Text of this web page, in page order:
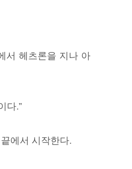
서 헤츠론을 지나 아
다.”
에서 시작한다.